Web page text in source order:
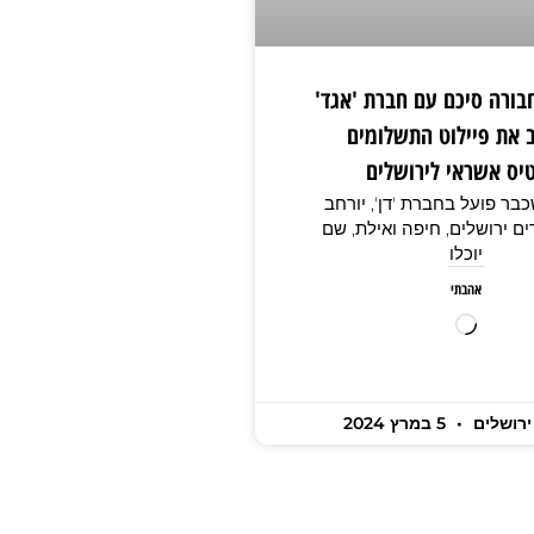
סיכם עם חברת 'אגד'
את פיילוט התשלומים
אשראי לירושלים
פועל בחברת 'דן', יורחב
ירושלים, חיפה ואילת, שם
יוכלו
אהבתי